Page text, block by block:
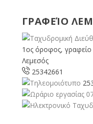
ΓΡΑΦΕΊΟ
1ος όροφος,
Λεμεσός
25342661